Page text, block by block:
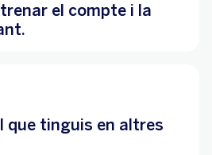
el compte i la
que tinguis en altres